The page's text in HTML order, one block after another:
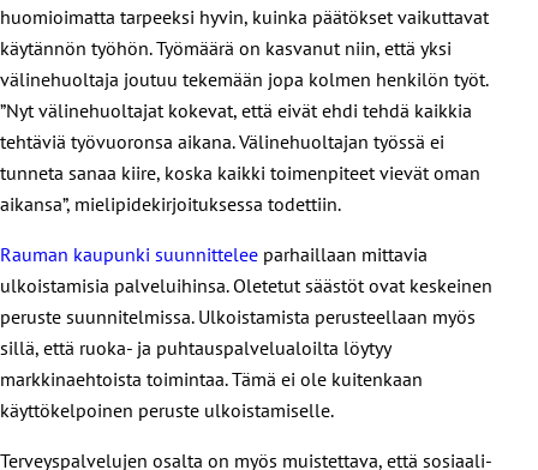
huomioimatta tarpeeksi hyvin, kuinka päätökset vaikuttavat
käytännön työhön. Työmäärä on kasvanut niin, että yksi
välinehuoltaja joutuu tekemään jopa kolmen henkilön työt.
”Nyt välinehuoltajat kokevat, että eivät ehdi tehdä kaikkia
tehtäviä työvuoronsa aikana. Välinehuoltajan työssä ei
tunneta sanaa kiire, koska kaikki toimenpiteet vievät oman
aikansa”, mielipidekirjoituksessa todettiin.
Rauman kaupunki suunnittelee parhaillaan mittavia
ulkoistamisia palveluihinsa. Oletetut säästöt ovat keskeinen
peruste suunnitelmissa. Ulkoistamista perusteellaan myös
sillä, että ruoka- ja puhtauspalvelualoilta löytyy
markkinaehtoista toimintaa. Tämä ei ole kuitenkaan
käyttökelpoinen peruste ulkoistamiselle.
Terveyspalvelujen osalta on myös muistettava, että sosiaali-